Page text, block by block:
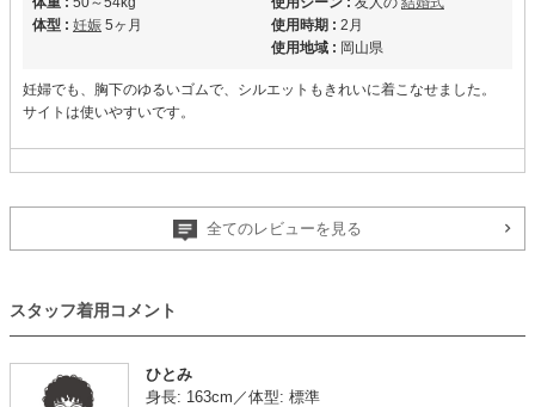
体型 : 妊娠 5ヶ月
使用時期 : 2月
使用地域 : 岡山県
妊婦でも、胸下のゆるいゴムで、シルエットもきれいに着こなせました。
サイトは使いやすいです。
体型 : ややぽっちゃり
サイズ :ぴったり
【一緒に注文した商品】
全てのレビューを見る
スタッフ着用コメント
ひとみ
身長: 163cm／体型: 標準